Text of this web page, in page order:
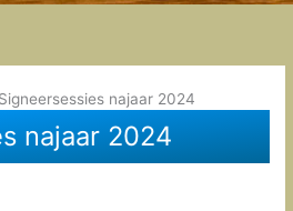
Signeersessies najaar 2024
najaar 2024